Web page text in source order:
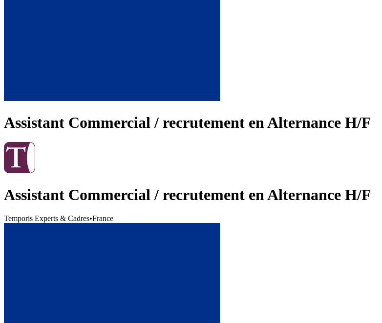
Assistant Commercial / recrutement en Alternance H/F
Assistant Commercial / recrutement en Alternance H/F
Temporis Experts & Cadres•France